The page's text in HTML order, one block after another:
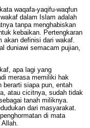
waqafa-yaqifu-waqfun
dalam Islam adalah
tanpa menghabiskan
kebaikan. Pertengkaran
akan definisi dari wakaf.
duniawi semacam pujian,
apa lagi yang
merasa memiliki hak
berarti siapa pun, entah
atau cicitnya, sudah tidak
tanah miliknya.
dari masyarakat.
di mata